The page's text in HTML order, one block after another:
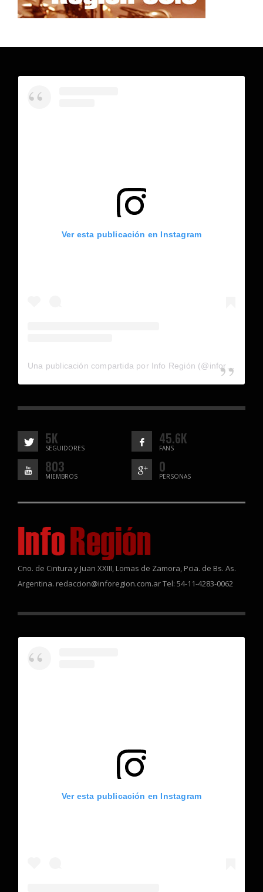
Ver esta publicación en Instagram
5K
SEGUIDORES
45.6K
FANS
803
MIEMBROS
0
PERSONAS
Cno. de Cintura y Juan XXIII, Lomas de Zamora, Pcia. de Bs. As.
Argentina. redaccion@inforegion.com.ar Tel: 54-11-4283-0062
Ver esta publicación en Instagram